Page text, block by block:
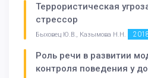
Террористическая
стрессор
Быховец Ю.В., Казымова Н.Н.
Роль речи в развитии
контроля поведения у